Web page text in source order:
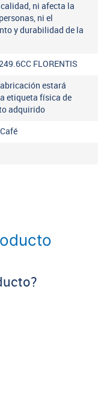
ni afecta la
ni el
y durabilidad de la
FLORENTIS
estará
etiqueta física de
adquirido